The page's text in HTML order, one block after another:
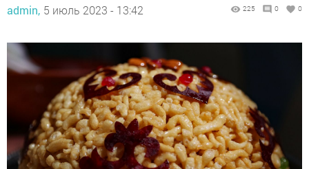
admin, 5 июль 2023 - 13:42 225 0 0